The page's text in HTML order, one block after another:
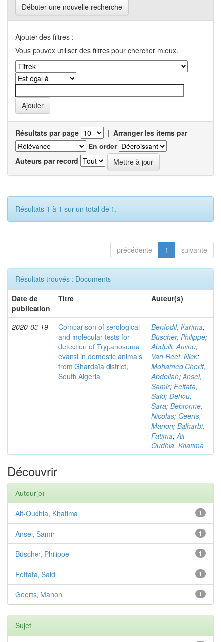
Débuter une nouvelle recherche
Ajouter des filtres :
Vous pouvex utiliser des filtres pour chercher mieux.
Résultats par page | Arranger les items par
En order
Auteurs par record
Résultats 1 à 1 sur un total de 1.
précédente 1 suivante
Résultats trouvés : Documents
Date de
publication
Titre Auteur(s)
2020-03-19
Comparison of serological
and molecular tests for
detection of Trypanosoma
evansi in domestic animals
from Ghardaïa district,
South Algeria
Benfodil, Karima;
Büscher, Philippe;
Abdelli, Amine;
Van Reet, Nick;
Mohamed Cherif,
Abdellah;Ansel,
Samir; Fettata,
Said; Dehou,
Sara; Bebronne,
Nicolas; Geerts,
Manon; Balharbi,
Fatima;Ait-
Oudhia, Khatima
Découvrir
Auteur(e)
1
Ait-Oudhia, Khatima
1
Ansel, Samir
1
Büscher, Philippe
1
Fettata, Said
1
Geerts, Manon
Sujet